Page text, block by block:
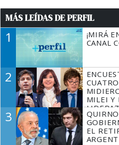
MÁS LEÍDAS DE PERFIL
1
¡MIRÁ
CANAL
2
MILEI Y
3
EL